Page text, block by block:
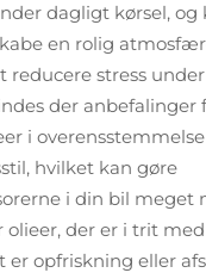
dagligt kørsel, og
en rolig
stress
der anbefalinger
i
hvilket kan gøre
i din bil meget
der er i trit
er opfriskning eller